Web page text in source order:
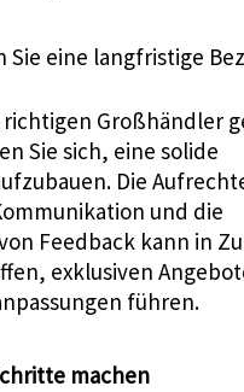
Sie eine langfristige
richtigen Großhändler
Sie sich, eine solide
Die
und die
Feedback kann in
exklusiven
führen.
machen